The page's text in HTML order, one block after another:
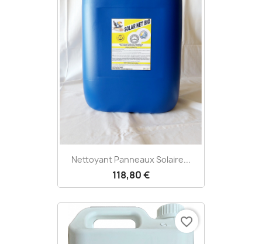
Nettoyant Panneaux Solaire...
118,80 €
favorite_border